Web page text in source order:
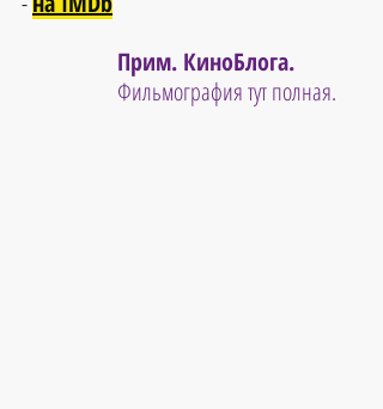
Прим. КиноБлога.
Фильмография тут полная.